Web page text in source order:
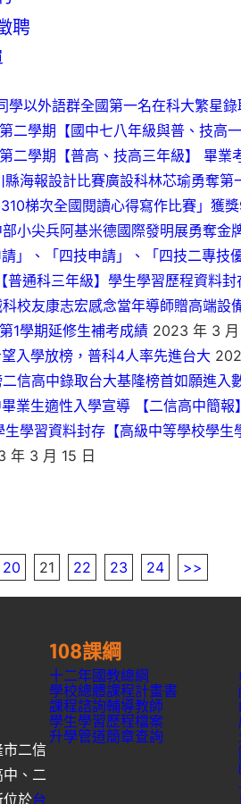
聘
學以外語群全國第一名在科大繁星
二學期【國中七八年級與普、技高
二學期【普高、技高三年級】 畢業
海報設計比賽廣設科林芯瑜勇奪第
梯次全國閱讀心得寫作比賽」獲
小尖兵阿基米德國際發明展勇奪金
」、「四技申請」、「四技二專
普通科三年級】學生學習歷程資料
校友康志宏感念當年導師贈高端設
1學期延修生補考成績 2023 年 3 月
入學放榜，普科4人率先進台大
信高中錄取台大基隆榜首如願進入
業生適性入學宣導 【二信高中簡報】
生學習資料封存【高級中等學校學
年 3 月 15 日
20 21 22 23 24 >>
市二信
中 、 二
位於台
108課綱
十二年國教總綱
學校總體課程計畫書
課程諮詢輔導教師
學生學習歷程檔案
升學管道簡章查詢